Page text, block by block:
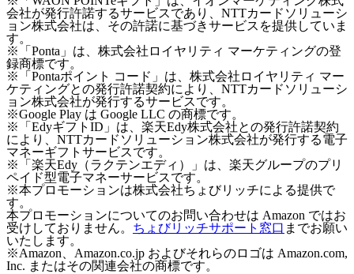
会社が発行許諾するサービスであり、NTTカードソリューシ
ョン株式会社は、その許諾に基づきサービスを提供していま
す。
※「Ponta」は、株式会社ロイヤリティ マーケティングの登
録商標です。
※「Pontaポイント コード」は、株式会社ロイヤリティ マー
ケティングとの発行許諾契約により、NTTカードソリューシ
ョン株式会社が発行するサービスです。
※Google Play は Google LLC の商標です。
※「EdyギフトID」は、楽天Edy株式会社との発行許諾契約
により、NTTカードソリューション株式会社が発行する電子
マネーギフトサービスです。
※「楽天Edy（ラクテンエディ）」は、楽天グループのプリ
ペイド型電子マネーサービスです。
※本プロモーションは株式会社ちょびリッチによる提供で
す。
本プロモーションについてのお問い合わせは Amazon ではお
受けしておりません。 ちょびリッチサポート窓口 までお願い
いたします。
※Amazon、Amazon.co.jp およびそれらのロゴは Amazon.com,
Inc. またはその関連会社の商標です。